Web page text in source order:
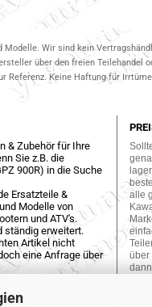
Wir sind kein
über den freien
Referenz. Keine Haftung für
& Zubehör für Ihre
Sie z.B. die
900R) in die Suche
Ersatzteile &
Modelle von
und ATV's.
ständig erweitert.
Artikel nicht
eine Anfrage über
alle
über